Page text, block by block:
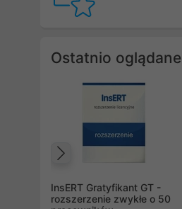
Ostatnio oglądane
InsERT Gratyfikant GT -
rozszerzenie zwykłe o 50
Poprzedni